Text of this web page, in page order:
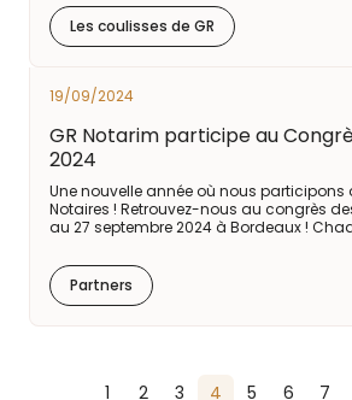
Les coulisses de GR
19/09/2024
GR Notarim participe au
2024
Une nouvelle année où nous participons
Notaires ! Retrouvez-nous au congrès
au 27 septembre 2024 à Bordeaux !
Partners
1 2 3 4 5 6 7